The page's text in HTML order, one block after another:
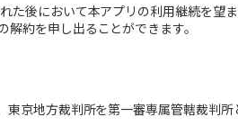
た後において本アプリの利用継続を望
約を申し出ることができます。
京地方裁判所を第一審専属管轄裁判所